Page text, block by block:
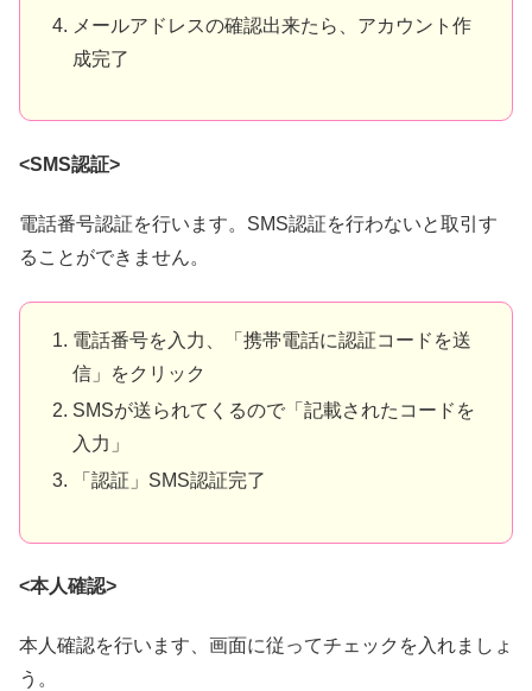
メールアドレスの確認出来たら、アカウント作
成完了
<SMS認証>
電話番号認証を行います。SMS認証を行わないと取引す
ることができません。
電話番号を入力、「携帯電話に認証コードを送
信」をクリック
SMSが送られてくるので「記載されたコードを
入力」
「認証」SMS認証完了
<本人確認>
本人確認を行います、画面に従ってチェックを入れましょ
う。